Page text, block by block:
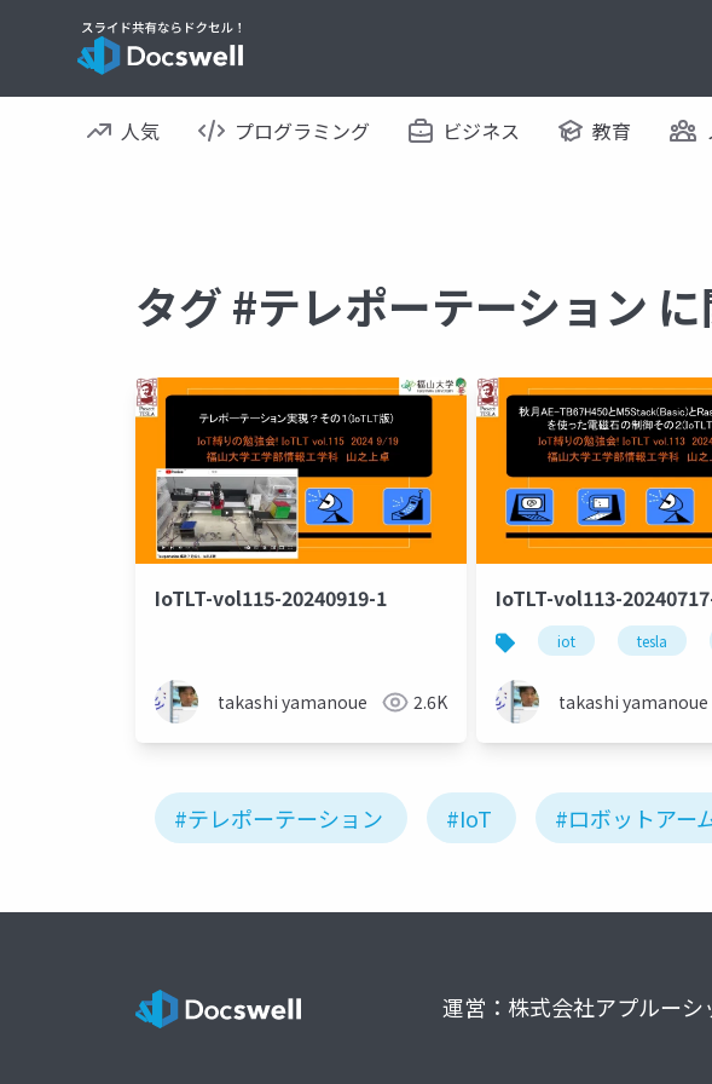
人気 プログラミング ビジネス 教育
タグ #テレポーテーション
IoTLT-vol115-20240919-1
takashi yamanoue 2.6K
IoTLT-vol113-
iot tesla
takashi yamanoue
#テレポーテーション #IoT #ロボットアー
運営：株式会社アプルーシ